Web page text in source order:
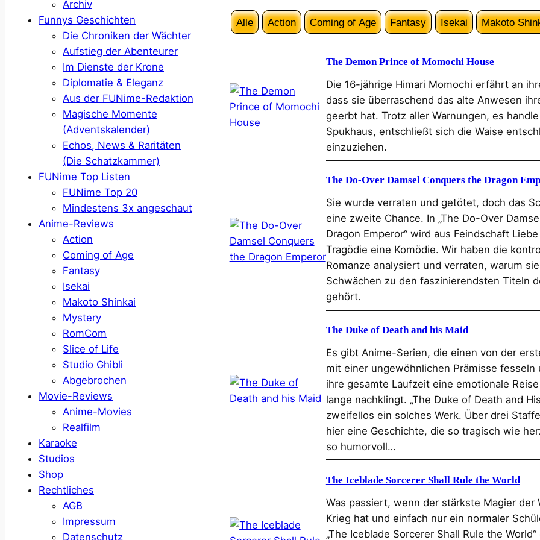
Archiv
Funnys Geschichten
Die Chroniken der Wächter
Aufstieg der Abenteurer
Im Dienste der Krone
Diplomatie & Eleganz
Aus der FUNime-Redaktion
Magische Momente
(Adventskalender)
Echos, News & Raritäten
(Die Schatzkammer)
FUNime Top Listen
FUNime Top 20
Mindestens 3x angeschaut
Anime-Reviews
Action
Coming of Age
Fantasy
Isekai
Makoto Shinkai
Mystery
RomCom
Slice of Life
Studio Ghibli
Abgebrochen
Movie-Reviews
Anime-Movies
Realfilm
Karaoke
Studios
Shop
Rechtliches
AGB
Impressum
Datenschutz
Alle Action Coming of Age Fantasy Isekai Makoto
The Demon Prince of Momochi House
Die 16-jährige Himari Momochi erfährt an
dass sie überraschend das alte Anwesen
geerbt hat. Trotz aller Warnungen, es
Spukhaus, entschließt sich die Waise
einzuziehen.
The Do-Over Damsel Conquers the Dragon
Sie wurde verraten und getötet, doch das
eine zweite Chance. In „The Do-Over
Dragon Emperor“ wird aus Feindschaft
Tragödie eine Komödie. Wir haben die
Romanze analysiert und verraten, warum
Schwächen zu den faszinierendsten Titeln
gehört.
The Duke of Death and his Maid
Es gibt Anime-Serien, die einen von der
mit einer ungewöhnlichen Prämisse fesseln
ihre gesamte Laufzeit eine emotionale
lange nachklingt. „The Duke of Death and
zweifellos ein solches Werk. Über drei
hier eine Geschichte, die so tragisch wie
so humorvoll…
The Iceblade Sorcerer Shall Rule the World
Was passiert, wenn der stärkste Magier der
Krieg hat und einfach nur ein normaler
„The Iceblade Sorcerer Shall Rule the